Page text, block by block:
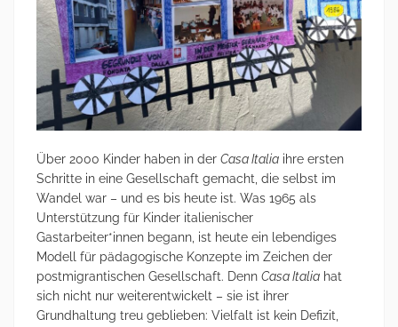
Über 2000 Kinder haben in der Casa Italia ihre ersten
Schritte in eine Gesellschaft gemacht, die selbst im
Wandel war – und es bis heute ist. Was 1965 als
Unterstützung für Kinder italienischer
Gastarbeiter*innen begann, ist heute ein lebendiges
Modell für pädagogische Konzepte im Zeichen der
postmigrantischen Gesellschaft. Denn Casa Italia hat
sich nicht nur weiterentwickelt – sie ist ihrer
Grundhaltung treu geblieben: Vielfalt ist kein Defizit,